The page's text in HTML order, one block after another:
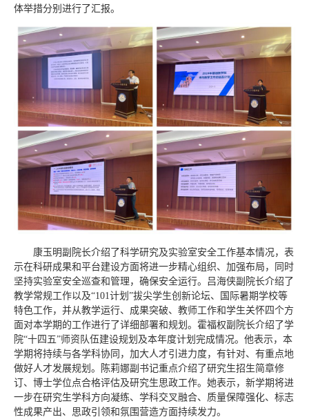
体举措分别进行了汇报。
康玉明副院长介绍了科学研究及实验室安全工作基本情况，表
示在科研成果和平台建设方面将进一步精心组织、加强布局，同时
坚持实验室安全巡查和管理，确保安全运行。吕海侠副院长介绍了
教学常规工作以及“101计划”拔尖学生创新论坛、国际暑期学校等
特色工作，并从教学运行、成果突破、教师工作和学生关怀四个方
面对本学期的工作进行了详细部署和规划。霍福权副院长介绍了学
院“十四五”师资队伍建设规划及本年度计划完成情况。他表示，本
学期将持续与各学科协同，加大人才引进力度，有针对、有重点地
做好人才发展规划。陈莉娜副书记重点介绍了研究生招生简章修
订、博士学位点合格评估及研究生思政工作。她表示，新学期将进
一步在研究生学科方向凝练、学科交叉融合、质量保障强化、标志
性成果产出、思政引领和氛围营造方面持续发力。